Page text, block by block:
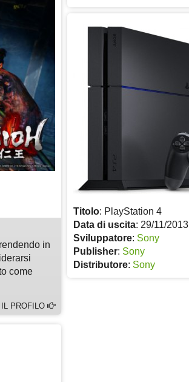
Titolo: PlayStation 4
Data di uscita: 29/11/2013
Sviluppatore: Sony
Publisher: Sony
Distributore: Sony
in
come
IL PROFILO